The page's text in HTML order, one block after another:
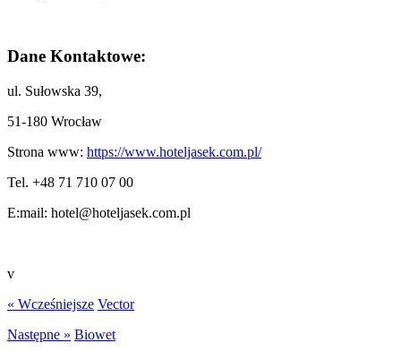
Dane Kontaktowe:
ul. Sułowska 39,
51-180 Wrocław
Strona www: https://www.hoteljasek.com.pl/
Tel. +48 71 710 07 00
E:mail: hotel@hoteljasek.com.pl
v
« Wcześniejsze Vector
Następne » Biowet